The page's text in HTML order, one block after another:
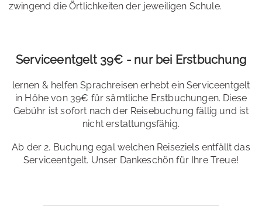
zwingend die Örtlichkeiten der jeweiligen Schule.
Serviceentgelt 39€ - nur bei Erstbuchung
lernen & helfen Sprachreisen erhebt ein Serviceentgelt
in Höhe von 39€ für sämtliche Erstbuchungen. Diese
Gebühr ist sofort nach der Reisebuchung fällig und ist
nicht erstattungsfähig.
Ab der 2. Buchung egal welchen Reiseziels entfällt das
Serviceentgelt. Unser Dankeschön für Ihre Treue!